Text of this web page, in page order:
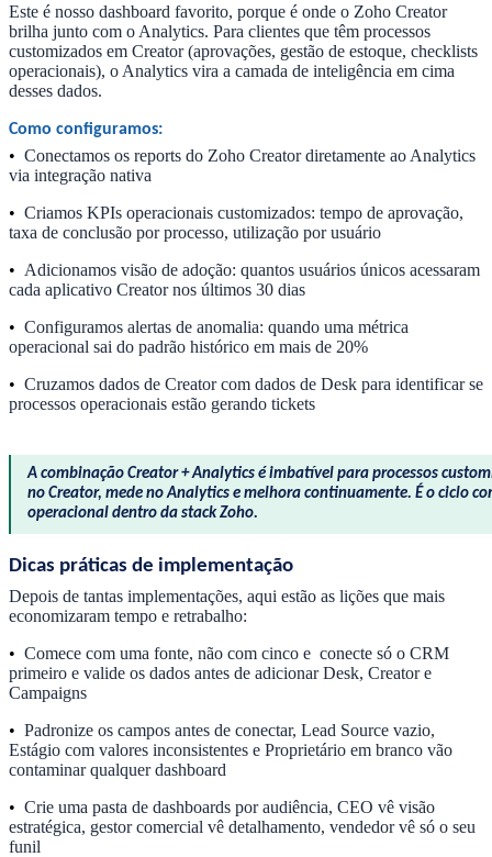
Este é nosso dashboard favorito, porque é onde o Zoho Creator
brilha junto com o Analytics. Para clientes que têm processos
customizados em Creator (aprovações, gestão de estoque, checklists
operacionais), o Analytics vira a camada de inteligência em cima
desses dados.
Como configuramos:
• Conectamos os reports do Zoho Creator diretamente ao Analytics
via integração nativa
• Criamos KPIs operacionais customizados: tempo de aprovação,
taxa de conclusão por processo, utilização por usuário
• Adicionamos visão de adoção: quantos usuários únicos acessaram
cada aplicativo Creator nos últimos 30 dias
• Configuramos alertas de anomalia: quando uma métrica
operacional sai do padrão histórico em mais de 20%
• Cruzamos dados de Creator com dados de Desk para identificar se
processos operacionais estão gerando tickets
A combinação Creator + Analytics é imbatível para processos
no Creator, mede no Analytics e melhora continuamente. É o ciclo
operacional dentro da stack Zoho.
Dicas práticas de implementação
Depois de tantas implementações, aqui estão as lições que mais
economizaram tempo e retrabalho:
• Comece com uma fonte, não com cinco e conecte só o CRM
primeiro e valide os dados antes de adicionar Desk, Creator e
Campaigns
• Padronize os campos antes de conectar, Lead Source vazio,
Estágio com valores inconsistentes e Proprietário em branco vão
contaminar qualquer dashboard
• Crie uma pasta de dashboards por audiência, CEO vê visão
estratégica, gestor comercial vê detalhamento, vendedor vê só o seu
funil